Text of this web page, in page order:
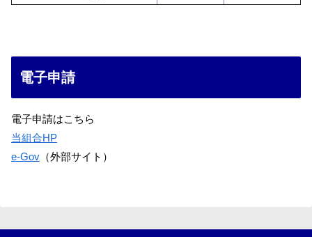
電子申請
電子申請はこちら
当組合HP
e-Gov （外部サイト）